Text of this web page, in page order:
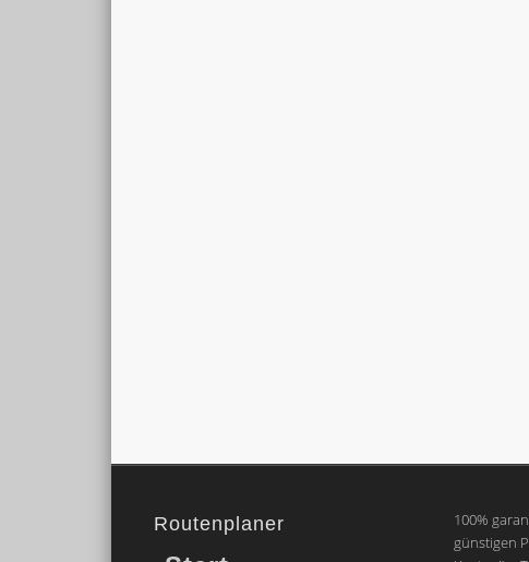
Routenplaner
100%
günstigen